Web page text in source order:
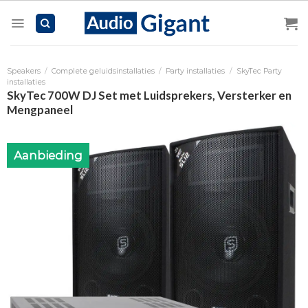
Speakers / Complete geluidsinstallaties / Party installaties / SkyTec Party
installaties
SkyTec 700W DJ Set met Luidsprekers, Versterker en
Mengpaneel
Aanbieding